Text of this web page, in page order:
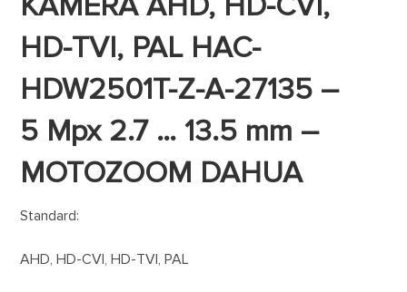
HD-TVI, PAL HAC-
HDW2501T-Z-A-27135 –
5 Mpx 2.7 … 13.5 mm –
MOTOZOOM DAHUA
Standard:
AHD, HD-CVI, HD-TVI, PAL